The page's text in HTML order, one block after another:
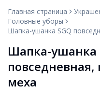
Главная страница
Головные уборы
Шапка-ушанка SGQ
Шапка-ушанка
повседневная,
меха